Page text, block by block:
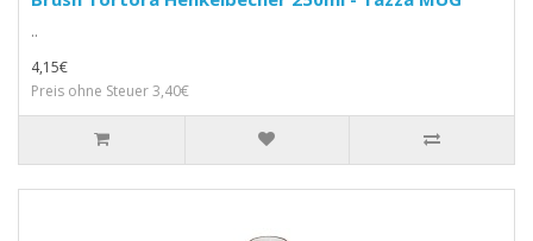
..
4,15€
Preis ohne Steuer 3,40€